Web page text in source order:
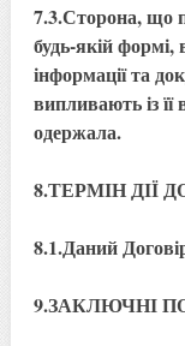
7.3.Сторона, що
будь-якій формі,
інформації та
випливають із
одержала.
8.ТЕРМІН ДІЇ
8.1.Даний
9.ЗАКЛЮЧНІ